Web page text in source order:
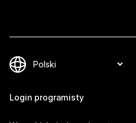
Login programisty